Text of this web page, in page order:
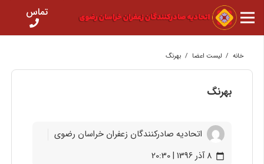
تماس
خانه / لیست اعضا / بهرنگ
بهرنگ
اتحادیه صادرکنندگان زعفران خراسان رضوی
calendar_today 8 آذر 1396 | 20:30